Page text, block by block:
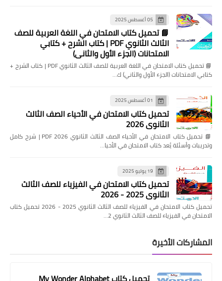
05 أغسطس 2025
📘 تحميل كتاب الامتحان في اللغة العربية للصف
الثالث الثانوي PDF | كتاب الشرح + كتابي
الامتحانات (الجزء الأول والثاني)
📘 تحميل كتاب الامتحان في اللغة العربية للصف الثالث الثانوي PDF | كتاب الشرح +
كتابي الامتحانات (الجزء الأول والثاني) ك…
01 أغسطس 2025
تحميل كتاب الامتحان في الأحياء الصف الثالث
الثانوي 2026
📘 تحميل كتاب الامتحان في الأحياء الصف الثالث الثانوي 2026 PDF | شرح كامل
وتدريبات وأسئلة يُعد كتاب الامتحان في الأحيا…
19 يوليو 2025
تحميل كتاب الامتحان في الفيزياء للصف الثالث
الثانوي 2025 - 2026
تحميل كتاب الامتحان في الفيزياء للصف الثالث الثانوي 2025 - 2026 تحميل كتاب
الامتحان في الفيزياء للصف الثالث الثانوي 2…
المشاركات الأخيرة